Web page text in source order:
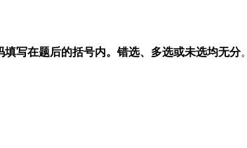
写在题后的括号内。错选、多选或未选均无分。